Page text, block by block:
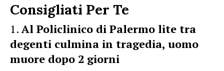
Consigliati Per Te
Al Policlinico di Palermo lite tra
degenti culmina in tragedia, uomo
muore dopo 2 giorni